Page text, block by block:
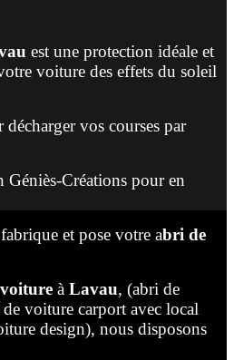
est une protection idéale et
voiture des effets du soleil
vos courses par
Géniès-Créations pour en
et pose votre abri de
à Lavau, (abri de
voiture carport avec local
design), nous disposons